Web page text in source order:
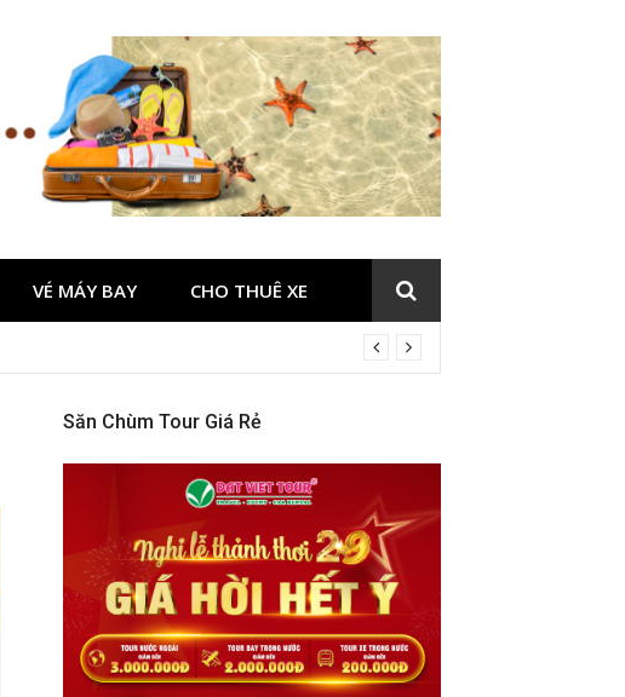
VÉ MÁY BAY CHO THUÊ XE
Săn Chùm Tour Giá Rẻ